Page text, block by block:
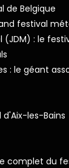
de Belgique
festival
(JDM) : le
: le géant
d'Aix-les-Bains
complet du